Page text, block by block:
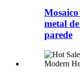
metal
parede